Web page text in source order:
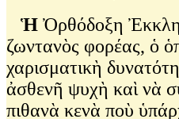
Ἡ Ὀρθόδοξη
ζωντανὸς φορέας, ὁ
χαρισματικὴ
ἀσθενῆ ψυχὴ καὶ νὰ
πιθανὰ κενὰ ποὺ